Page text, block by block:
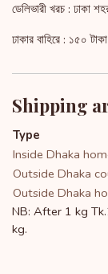
ডেলিভারী খরচ : ঢাকা
ঢাকার বাহিরে : ১৫০
Shipping
Type
Inside Dhaka
Outside Dhaka
Outside Dhaka
NB: After 1 kg
kg.